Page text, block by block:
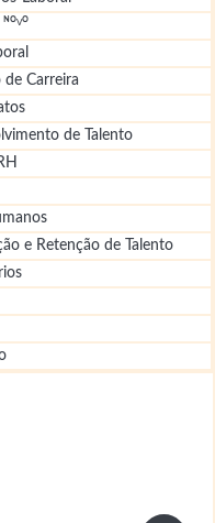
Carreira
de Talento
e Retenção de Talento